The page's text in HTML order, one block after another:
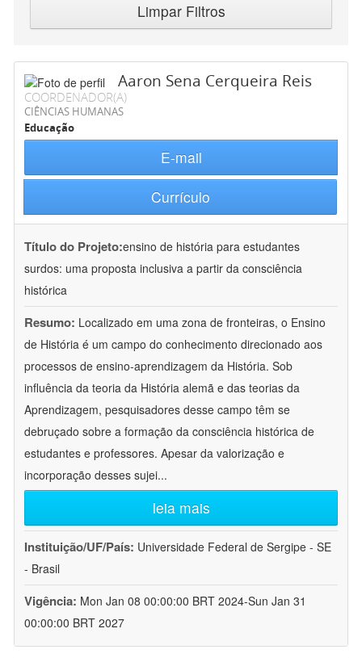
Limpar Filtros
Aaron Sena Cerqueira Reis
COORDENADOR(A)
CIÊNCIAS HUMANAS
Educação
E-mail
Currículo
Título do Projeto:ensino de história para estudantes
surdos: uma proposta inclusiva a partir da consciência
histórica
Resumo: Localizado em uma zona de fronteiras, o Ensino
de História é um campo do conhecimento direcionado aos
processos de ensino-aprendizagem da História. Sob
influência da teoria da História alemã e das teorias da
Aprendizagem, pesquisadores desse campo têm se
debruçado sobre a formação da consciência histórica de
estudantes e professores. Apesar da valorização e
incorporação desses sujei...
leia mais
Instituição/UF/País: Universidade Federal de Sergipe - SE
- Brasil
Vigência: Mon Jan 08 00:00:00 BRT 2024-Sun Jan 31
00:00:00 BRT 2027